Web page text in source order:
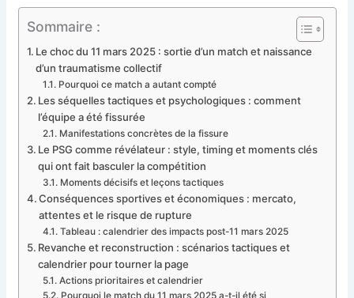
Sommaire :
Le choc du 11 mars 2025 : sortie d’un match et naissance
d’un traumatisme collectif
Pourquoi ce match a autant compté
Les séquelles tactiques et psychologiques : comment
l’équipe a été fissurée
Manifestations concrètes de la fissure
Le PSG comme révélateur : style, timing et moments clés
qui ont fait basculer la compétition
Moments décisifs et leçons tactiques
Conséquences sportives et économiques : mercato,
attentes et le risque de rupture
Tableau : calendrier des impacts post-11 mars 2025
Revanche et reconstruction : scénarios tactiques et
calendrier pour tourner la page
Actions prioritaires et calendrier
Pourquoi le match du 11 mars 2025 a-t-il été si